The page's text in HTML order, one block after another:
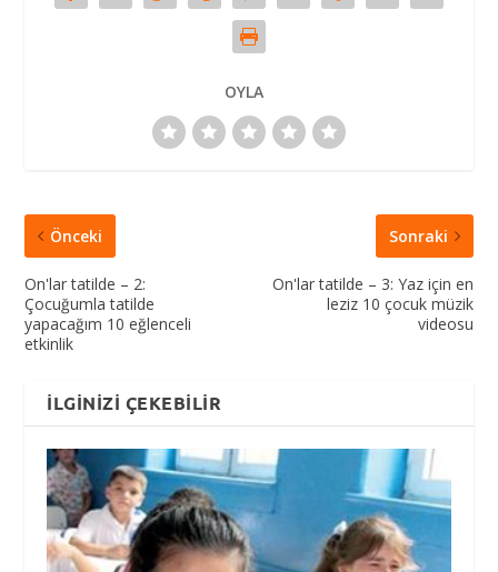
OYLA
Önceki
On'lar tatilde – 2:
Çocuğumla tatilde
yapacağım 10 eğlenceli
etkinlik
Sonraki
On'lar tatilde – 3: Yaz için en
leziz 10 çocuk müzik
videosu
İLGINIZI ÇEKEBILIR